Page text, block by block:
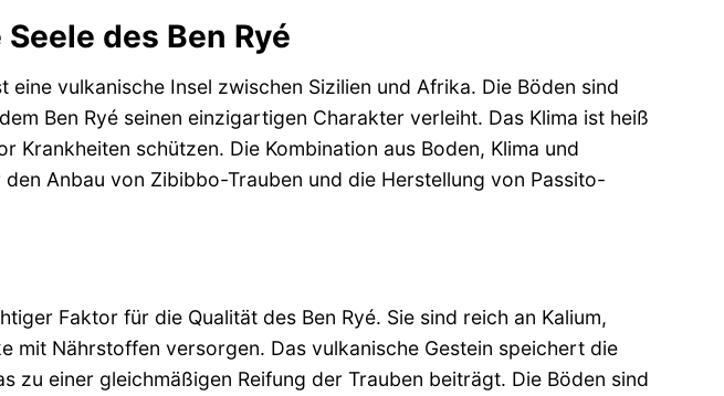
des Ben Ryé
eine vulkanische Insel zwischen Sizilien und Afrika. Die Böden sind
Ben Ryé seinen einzigartigen Charakter verleiht. Das Klima ist heiß
Krankheiten schützen. Die Kombination aus Boden, Klima und
Anbau von Zibibbo-Trauben und die Herstellung von Passito-
Faktor für die Qualität des Ben Ryé. Sie sind reich an Kalium,
mit Nährstoffen versorgen. Das vulkanische Gestein speichert die
zu einer gleichmäßigen Reifung der Trauben beiträgt. Die Böden sind